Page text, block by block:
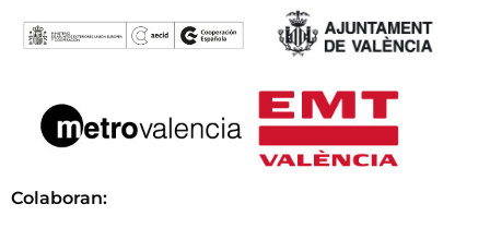
Colaboran: